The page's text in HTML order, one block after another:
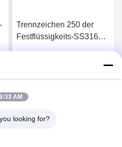
Trennzeichen 250 der
Festflüssigkeits-SS316
AM
looking for?